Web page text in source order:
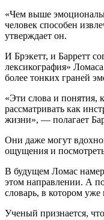
«Чем выше
человек способен
утверждает он.
И Брэкетт, и Барретт
лексикография»
более тонких граней
«Эти слова и понятия,
рассматривать как
жизни», — полагает
Они даже могут
ощущения и
В будущем Ломас
этом направлении. А
словарь, в котором
Ученый признается,